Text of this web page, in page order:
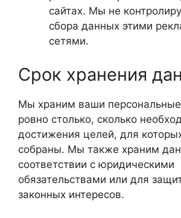
сайтах. Мы не
сбора данных этими
сетями.
Срок хранения
Мы храним ваши
ровно столько, сколько
достижения целей, для
собраны. Мы также храним
соответствии с юридическими
обязательствами или для
законных интересов.